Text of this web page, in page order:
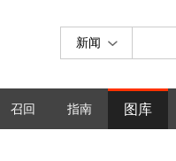
新闻
召回 指南 图库